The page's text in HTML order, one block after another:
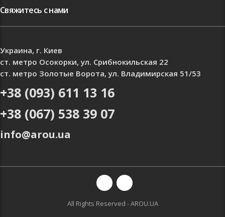
Свяжитесь с нами
Украина, г. Киев
ст. метро Осокорки, ул. Срибнокильская 22
ст. метро Золотые Ворота, ул. Владимирская 51/53
+38 (093) 611 13 16
+38 (067) 538 39 07
info@arou.ua
All Rights Reserved - AROU.UA